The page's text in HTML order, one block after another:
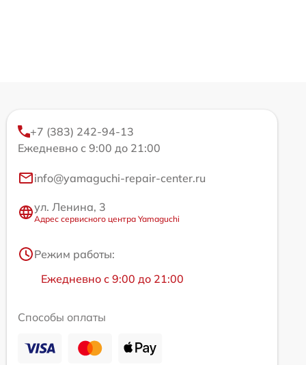
+7 (383) 242-94-13
Ежедневно с 9:00 до 21:00
info@yamaguchi-repair-center.ru
ул. Ленина, 3
Адрес сервисного центра Yamaguchi
Режим работы:
Ежедневно с 9:00 до 21:00
Способы оплаты